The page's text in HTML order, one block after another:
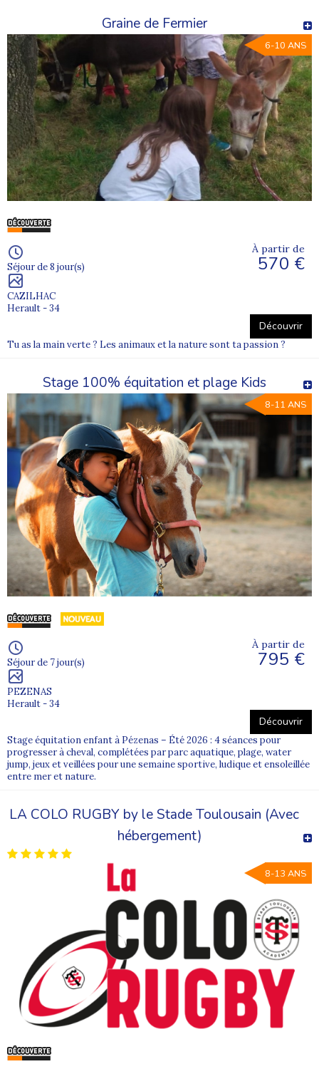
Graine de Fermier
6-10 ANS
Séjour de 8 jour(s)
CAZILHAC
Herault - 34
À partir de
570 €
Découvrir
Tu as la main verte ? Les animaux et la nature sont ta passion ?
Stage 100% équitation et plage Kids
8-11 ANS
Séjour de 7 jour(s)
PEZENAS
Herault - 34
À partir de
795 €
Découvrir
Stage équitation enfant à Pézenas – Été 2026 : 4 séances pour
progresser à cheval, complétées par parc aquatique, plage, water
jump, jeux et veillées pour une semaine sportive, ludique et ensoleillée
entre mer et nature.
LA COLO RUGBY by le Stade Toulousain (Avec
hébergement)
8-13 ANS